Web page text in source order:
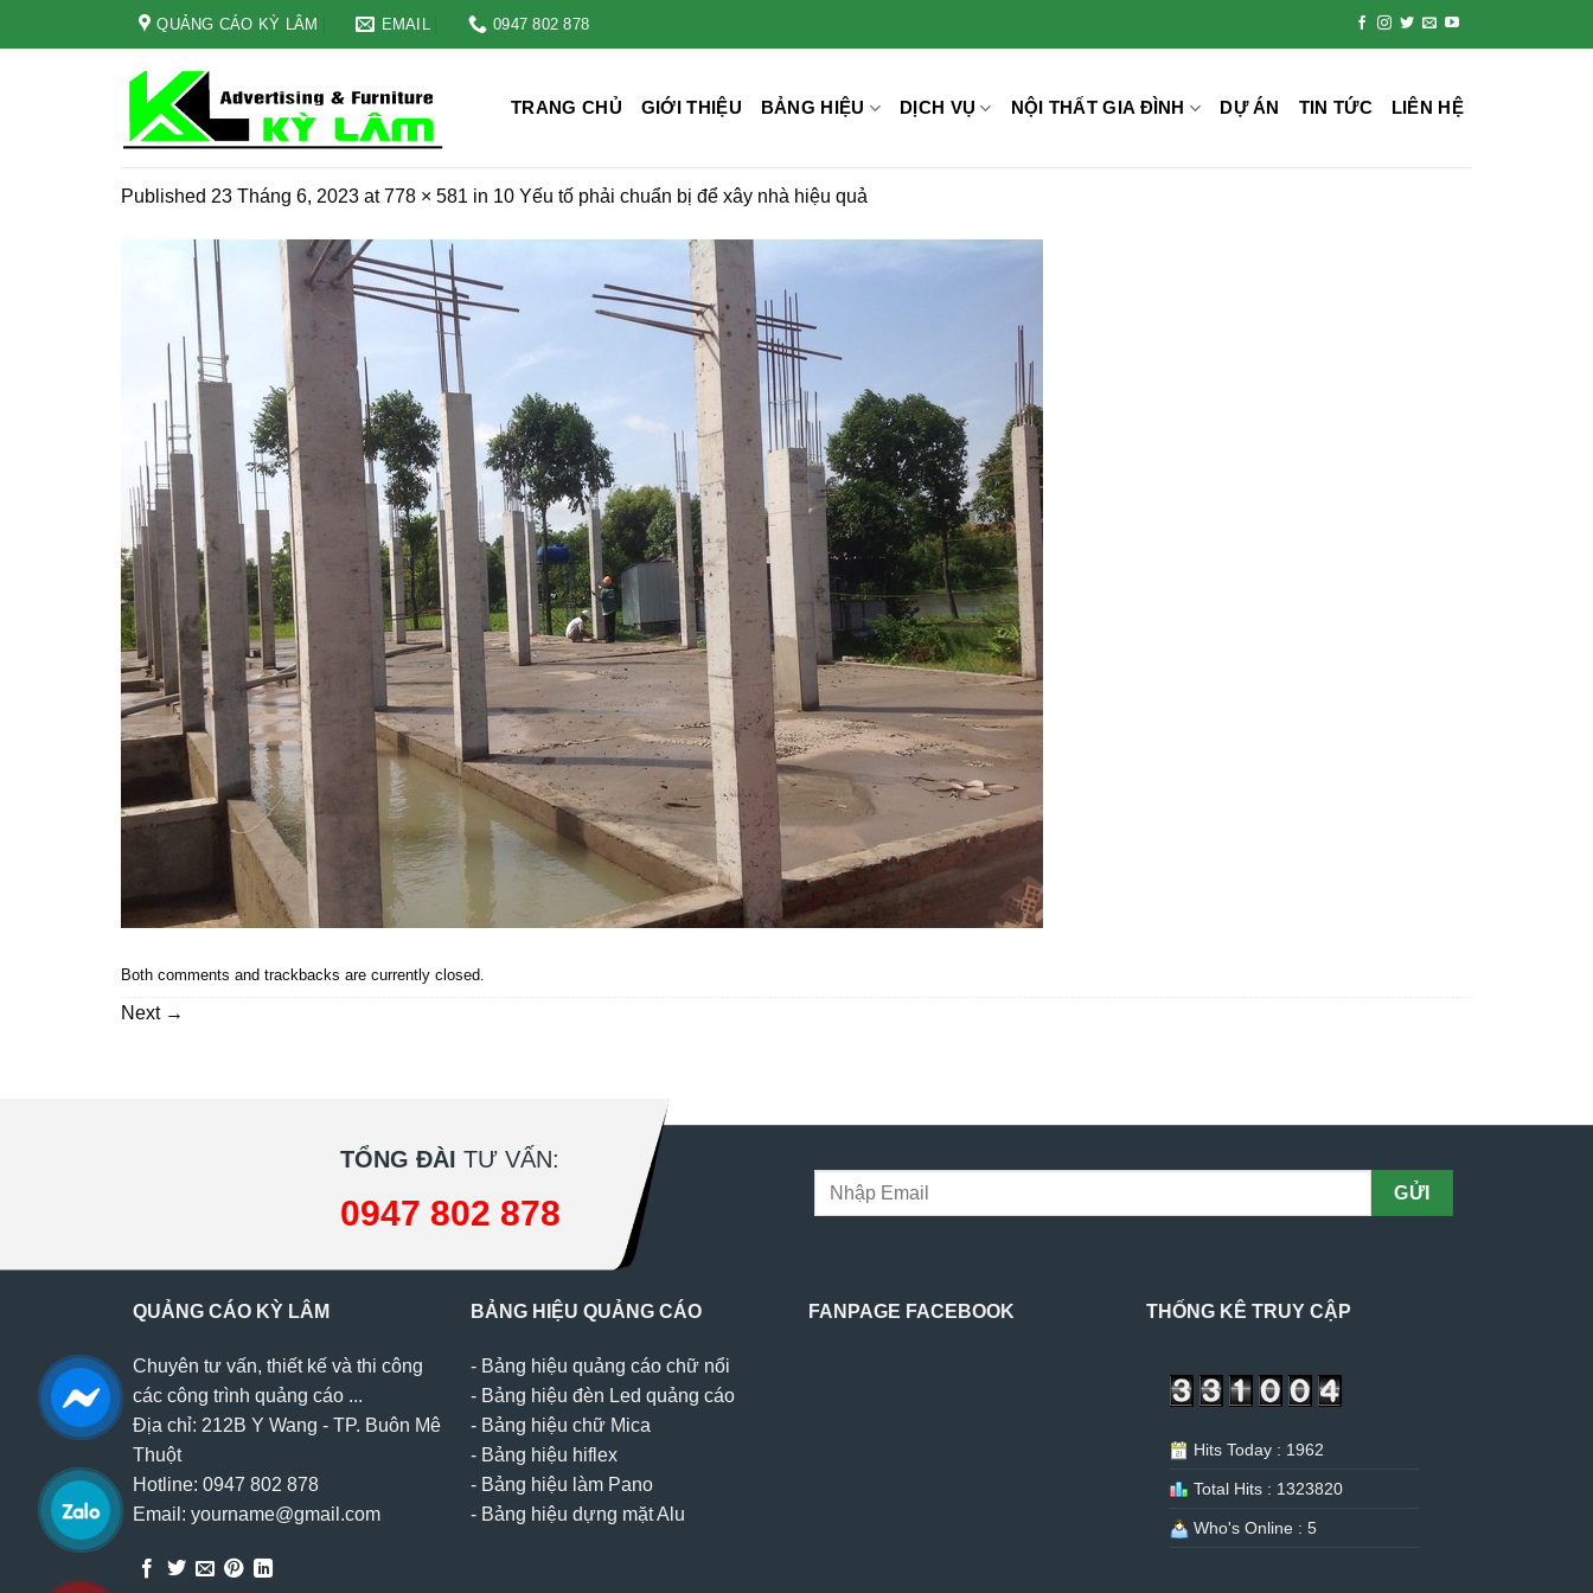
QUẢNG CÁO KỲ LÂM EMAIL 0947 802 878
TRANG CHỦ GIỚI THIỆU BẢNG HIỆU DỊCH VỤ NỘI THẤT GIA ĐÌNH DỰ ÁN TIN TỨC LIÊN HỆ
Published 23 Tháng 6, 2023 at778 × 581 in 10 Yếu tố phải chuẩn bị để xây nhà hiệu quả
Both comments and trackbacks are currently closed.
Next →
TỔNG ĐÀI TƯ VẤN:
0947 802 878
QUẢNG CÁO KỲ LÂM
Chuyên tư vấn, thiết kế và thi công
các công trình quảng cáo ...
Địa chỉ: 212B Y Wang - TP. Buôn Mê
Thuột
Hotline: 0947 802 878
Email: yourname@gmail.com
BẢNG HIỆU QUẢNG CÁO
- Bảng hiệu quảng cáo chữ nổi
- Bảng hiệu đèn Led quảng cáo
- Bảng hiệu chữ Mica
- Bảng hiệu hiflex
- Bảng hiệu làm Pano
- Bảng hiệu dựng mặt Alu
FANPAGE FACEBOOK THỐNG KÊ TRUY CẬP
Hits Today : 1962
Total Hits : 1323820
Who's Online : 5